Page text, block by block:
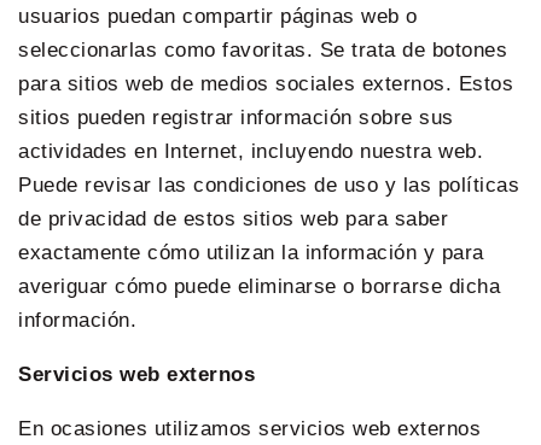
usuarios puedan compartir páginas web o
seleccionarlas como favoritas. Se trata de botones
para sitios web de medios sociales externos. Estos
sitios pueden registrar información sobre sus
actividades en Internet, incluyendo nuestra web.
Puede revisar las condiciones de uso y las políticas
de privacidad de estos sitios web para saber
exactamente cómo utilizan la información y para
averiguar cómo puede eliminarse o borrarse dicha
información.
Servicios web externos
En ocasiones utilizamos servicios web externos